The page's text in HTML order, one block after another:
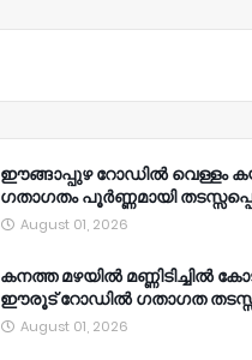
ഈങ്ങാപ്പുഴ റോഡിൽ വെള്ളം
ഗതാഗതം പൂർണ്ണമായി
August 01, 2026
കനത്ത മഴയിൽ മണ്ണിടിച്ചിൽ
ഈരൂട് റോഡിൽ ഗതാഗത
August 01, 2026